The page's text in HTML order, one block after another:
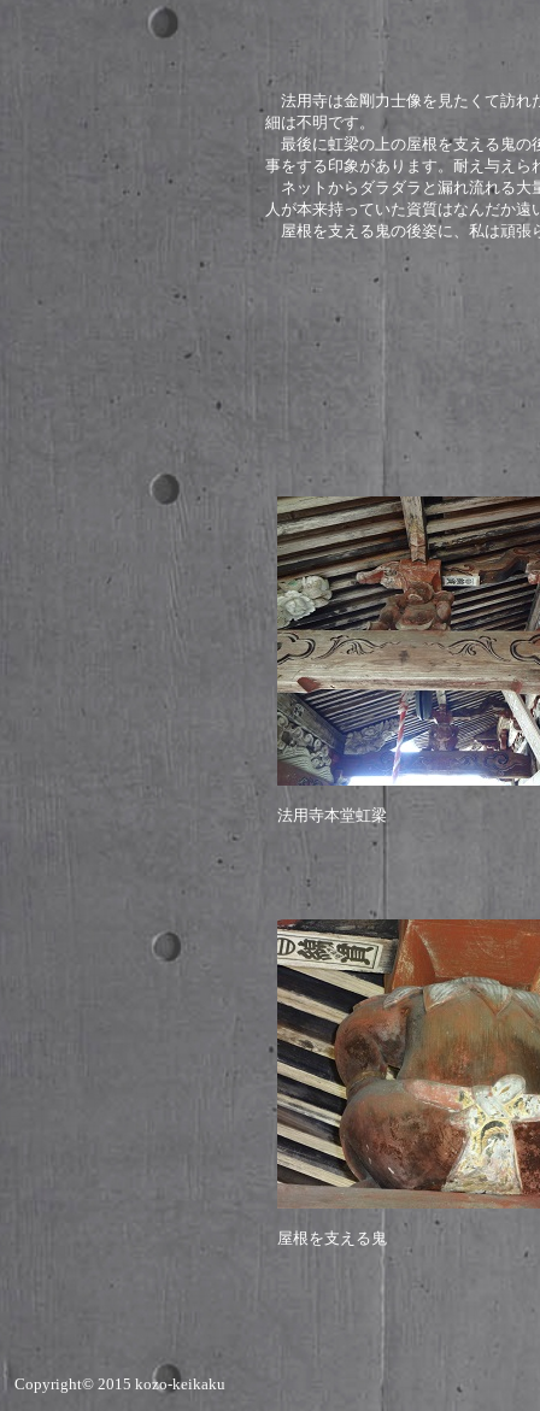
法用寺は金剛力士像を見たくて訪れ
細は不明です。
最後に虹梁の上の屋根を支える鬼の
事をする印象があります。耐え与え
ネットからダラダラと漏れ流れる大
人が本来持っていた資質はなんだか
屋根を支える鬼の後姿に、私は頑張
Copyright© 2015 kozo-keikaku
法用寺本堂虹梁
屋根を支える鬼